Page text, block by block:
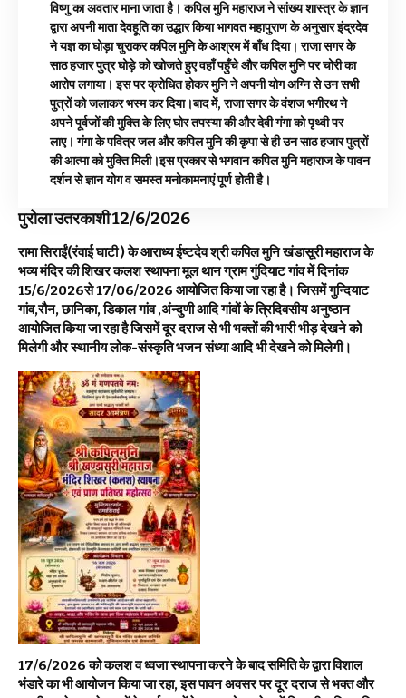
विष्णु का अवतार माना जाता है। कपिल मुनि महाराज ने सांख्य शास्त्र के ज्ञान
द्वारा अपनी माता देवहूति का उद्धार किया भागवत महापुराण के अनुसार इंद्रदेव
ने यज्ञ का घोड़ा चुराकर कपिल मुनि के आश्रम में बाँध दिया। राजा सगर के
साठ हजार पुत्र घोड़े को खोजते हुए वहाँ पहुँचे और कपिल मुनि पर चोरी का
आरोप लगाया। इस पर क्रोधित होकर मुनि ने अपनी योग अग्नि से उन सभी
पुत्रों को जलाकर भस्म कर दिया।बाद में, राजा सगर के वंशज भगीरथ ने
अपने पूर्वजों की मुक्ति के लिए घोर तपस्या की और देवी गंगा को पृथ्वी पर
लाए। गंगा के पवित्र जल और कपिल मुनि की कृपा से ही उन साठ हजार पुत्रों
की आत्मा को मुक्ति मिली।इस प्रकार से भगवान कपिल मुनि महाराज के पावन
दर्शन से ज्ञान योग व समस्त मनोकामनाएं पूर्ण होती है।
पुरोला उतरकाशी 12/6/2026
रामा सिराईं(रंवाई घाटी ) के आराध्य ईष्टदेव श्री कपिल मुनि खंडासूरी महाराज के
भव्य मंदिर की शिखर कलश स्थापना मूल थान ग्राम गुंदियाट गांव में दिनांक
15/6/2026से 17/06/2026 आयोजित किया जा रहा है। जिसमें गुन्दियाट
गांव,रौन, छानिका, डिकाल गांव ,अंन्दुणी आदि गांवों के त्रिदिवसीय अनुष्ठान
आयोजित किया जा रहा है जिसमें दूर दराज से भी भक्तों की भारी भीड़ देखने को
मिलेगी और स्थानीय लोक-संस्कृति भजन संध्या आदि भी देखने को मिलेगी।
17/6/2026 को कलश व ध्वजा स्थापना करने के बाद समिति के द्वारा विशाल
भंडारे का भी आयोजन किया जा रहा, इस पावन अवसर पर दूर दराज से भक्त और